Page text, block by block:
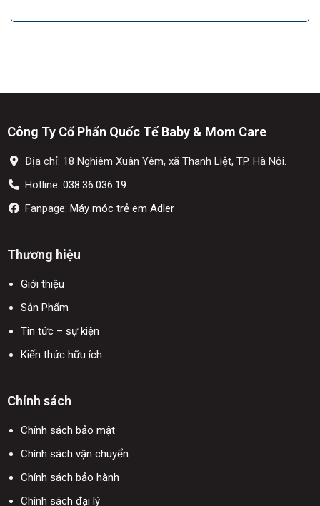
Công Ty Cổ Phẩn Quốc Tế Baby & Mom Care
Địa chỉ: 18 Nghiêm Xuân Yêm, xã Thanh Liệt, TP. Hà Nội.
Hotline: 038.36.036.19
Fanpage: Máy móc trẻ em Adler
Thương hiệu
Giới thiệu
Sản Phẩm
Tin tức – sự kiện
Kiến thức hữu ích
Chính sách
Chính sách bảo mật
Chính sách vận chuyển
Chính sách bảo hành
Chính sách đại lý